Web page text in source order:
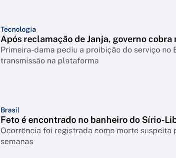
Tecnologia
Após reclamação de Janja, governo cobra
Primeira-dama pediu a proibição do serviço
transmissão na plataforma
Brasil
Feto é encontrado no banheiro do Sírio-
Ocorrência foi registrada como morte
semanas